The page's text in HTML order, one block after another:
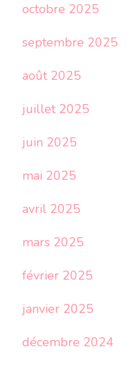
octobre 2025
septembre 2025
août 2025
juillet 2025
juin 2025
mai 2025
avril 2025
mars 2025
février 2025
janvier 2025
décembre 2024